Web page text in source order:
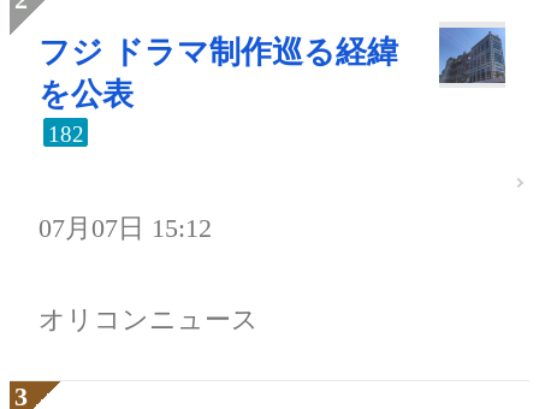
フジ ドラマ制作巡る経緯
を公表
182
07月07日 15:12
オリコンニュース